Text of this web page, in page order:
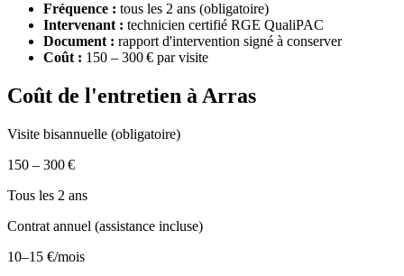
Fréquence : tous les 2 ans (obligatoire)
Intervenant : technicien certifié RGE QualiPAC
Document : rapport d'intervention signé à conserver
Coût : 150 – 300 € par visite
Coût de l'entretien à Arras
Visite bisannuelle (obligatoire)
150 – 300 €
Tous les 2 ans
Contrat annuel (assistance incluse)
10–15 €/mois